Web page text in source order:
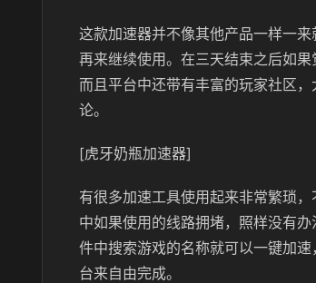
这款加速器并不像其他产品一样一
再来继续使用。在三天结束之后如
而且平台中还带有丰富的玩家社区
论。
[虎牙奶瓶加速器]
有很多加速工具使用起来非常繁琐
中如果使用的线路拥堵，照样没有
件中搜索游戏的名称就可以一键加
台来自由完成。